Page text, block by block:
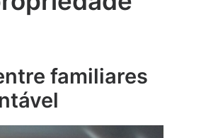
familiares